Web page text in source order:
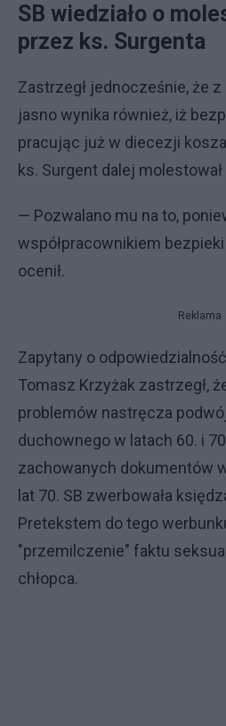
SB wiedziało o
przez ks. Surgenta
Zastrzegł jednocześnie, że
jasno wynika również, iż
pracując już w diecezji
ks. Surgent dalej
— Pozwalano mu na to,
współpracownikiem
ocenił.
Reklama
Zapytany o
Tomasz Krzyżak zastrzegł,
problemów nastręcza
duchownego w latach 60. i
zachowanych dokumentów
lat 70. SB zwerbowała
Pretekstem do tego
"przemilczenie" faktu
chłopca.